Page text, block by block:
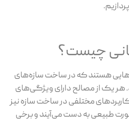
چیست؟
هستند که در ساخت سازه‌های
یک از مصالح دارای ویژگی‌های
مختلفی در ساخت سازه نیز
طبیعی به دست می‌آیند و برخی